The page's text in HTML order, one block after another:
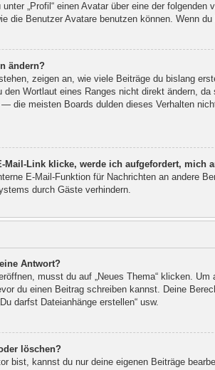
„Profil“ einen Avatar über eine der
die Benutzer Avatare benutzen können. Wenn
ändern?
zeigen an, wie viele Beiträge du bislang
Wortlaut eines Ranges nicht direkt ändern,
die meisten Boards dulden dieses Verhalten
Mail-Link klicke, werde ich aufgefordert, mich
E-Mail-Funktion für Nachrichten an andere
durch Gäste verhindern.
Antwort?
musst du auf „Neues Thema“ klicken.
du einen Beitrag schreiben kannst. Deine
darfst Dateianhänge erstellen“ usw.
löschen?
bist, kannst du nur deine eigenen Beiträge